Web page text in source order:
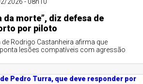
da morte”, diz defesa de
por piloto
Rodrigo Castanheira afirma que
lesões compatíveis com agressão